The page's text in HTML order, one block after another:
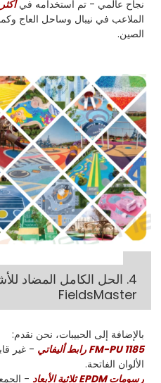
نجاح عالمي - تم استخدامه فيأكثر من
الملاعب في نيبال وساحل العاج
الصين.
4. الحل الكامل المضاد
FieldsMaster
بالإضافة إلى الحبيبات، نحن نقدم:
FM-PU 1185 رابط أليفاتي
- غير
الألوان الفاتحة.
رسومات EPDM ثلاثية الأبعاد
-